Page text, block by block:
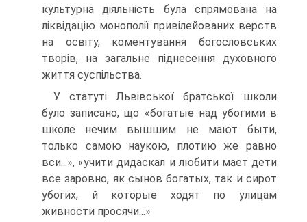
культурна діяльність була спрямована на
ліквідацію монополії привілейованих верств
на освіту, коментування богословських
творів, на загальне піднесення духовного
життя суспільства.
У статуті Львівської братської школи
було записано, що «богатые над убогими в
школе нечим вышшим не мают быти,
только самою наукою, плотию же равно
вси...», «учити дидаскал и любити мает дети
все заровно, як сынов богатых, так и сирот
убогих, й которые ходят по улицам
живности просячи...»